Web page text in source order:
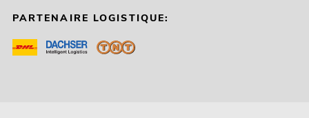
PARTENAIRE LOGISTIQUE: